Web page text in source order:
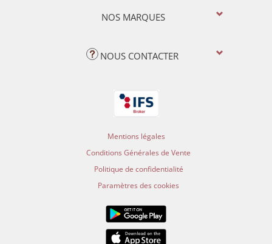
NOS MARQUES
NOUS CONTACTER
Mentions légales
Conditions Générales de Vente
Politique de confidentialité
Paramètres des cookies